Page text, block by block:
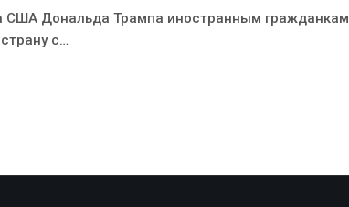
США Дональда Трампа иностранным гражданкам
с…